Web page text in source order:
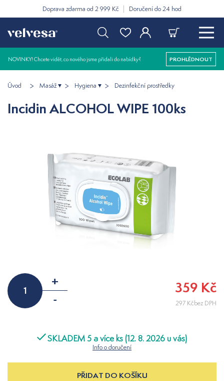
Doprava zdarma od 2 999 Kč Doručení do 24 hod
NOVINKY! Chcete vidět, co nového jsme přidali do nabídky? PROHLÉDNOUT
Úvod Masáž Hygiena Dezinfekční prostředky
Incidin ALCOHOL WIPE 100ks
+
-
359 Kč
297 Kčbez DPH
SKLADEM 5 a více ks (12. 8. 2026 u vás)
Info o doručení
PŘIDAT DO KOŠÍKU